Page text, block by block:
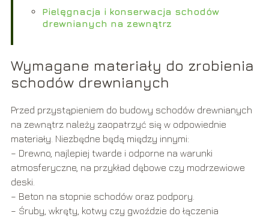
Pielęgnacja i konserwacja schodów
drewnianych na zewnątrz
Wymagane materiały do zrobienia
schodów drewnianych
Przed przystąpieniem do budowy schodów drewnianych
na zewnątrz należy zaopatrzyć się w odpowiednie
materiały. Niezbędne będą między innymi:
– Drewno, najlepiej twarde i odporne na warunki
atmosferyczne, na przykład dębowe czy modrzewiowe
deski.
– Beton na stopnie schodów oraz podpory.
– Śruby, wkręty, kotwy czy gwoździe do łączenia